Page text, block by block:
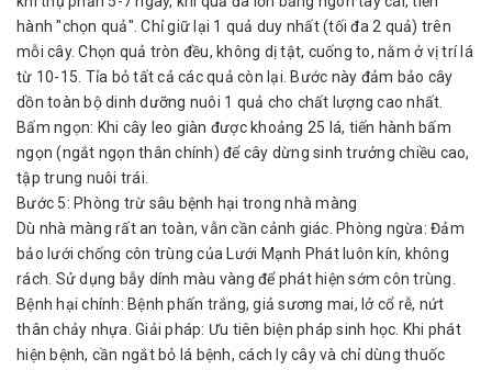
hành "chọn quả". Chỉ giữ lại 1 quả duy nhất (tối đa 2 quả) trên
mỗi cây. Chọn quả tròn đều, không dị tật, cuống to, nằm ở vị trí lá
từ 10-15. Tỉa bỏ tất cả các quả còn lại. Bước này đảm bảo cây
dồn toàn bộ dinh dưỡng nuôi 1 quả cho chất lượng cao nhất.
Bấm ngọn: Khi cây leo giàn được khoảng 25 lá, tiến hành bấm
ngọn (ngắt ngọn thân chính) để cây dừng sinh trưởng chiều cao,
tập trung nuôi trái.
Bước 5: Phòng trừ sâu bệnh hại trong nhà màng
Dù nhà màng rất an toàn, vẫn cần cảnh giác. Phòng ngừa: Đảm
bảo lưới chống côn trùng của Lưới Mạnh Phát luôn kín, không
rách. Sử dụng bẫy dính màu vàng để phát hiện sớm côn trùng.
Bệnh hại chính: Bệnh phấn trắng, giả sương mai, lở cổ rễ, nứt
thân chảy nhựa. Giải pháp: Ưu tiên biện pháp sinh học. Khi phát
hiện bệnh, cần ngắt bỏ lá bệnh, cách ly cây và chỉ dùng thuốc